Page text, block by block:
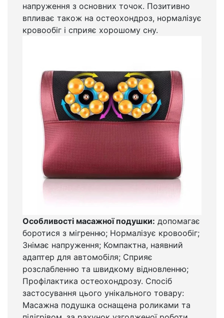
напруження з основних точок. Позитивно
впливає також на остеохондроз, нормалізує
кровообіг і сприяє хорошому сну.
Особливості масажної подушки: допомагає
боротися з мігренню; Нормалізує кровообіг;
Знімає напруження; Компактна, наявний
адаптер для автомобіля; Сприяє
розслабленню та швидкому відновленню;
Профілактика остеохондрозу. Спосіб
застосування цього унікального товару:
Масажна подушка оснащена роликами та